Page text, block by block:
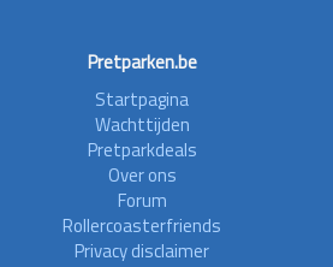
Pretparken.be
Startpagina
Wachttijden
Pretparkdeals
Over ons
Forum
Rollercoasterfriends
Privacy disclaimer